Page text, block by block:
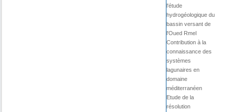
l'étude
hydrogéologique du
bassin versant de
l'Oued Rmel
Contribution à la
connaissance des
systèmes
lagunaires en
domaine
méditerranéen
Etude de la
résolution